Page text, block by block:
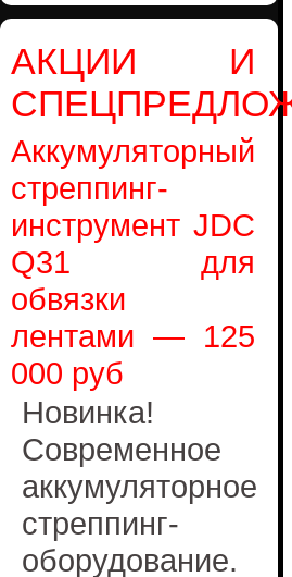
АКЦИИ И
Аккумуляторный
стреппинг-
инструмент JDC
Q31 для
обвязки
лентами — 125
000 руб
Новинка!
Современное
аккумуляторное
стреппинг-
оборудование.